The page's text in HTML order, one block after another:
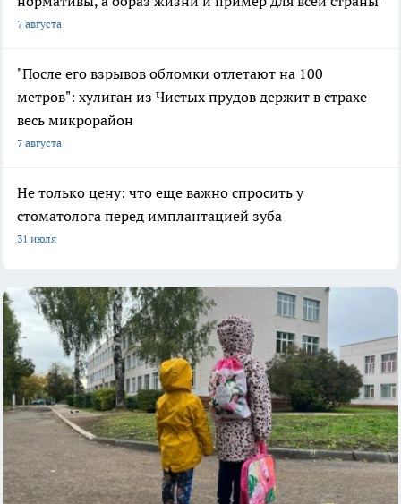
7 августа
"После его взрывов обломки отлетают на 100
метров": хулиган из Чистых прудов держит в страхе
весь микрорайон
7 августа
Не только цену: что еще важно спросить у
стоматолога перед имплантацией зуба
31 июля